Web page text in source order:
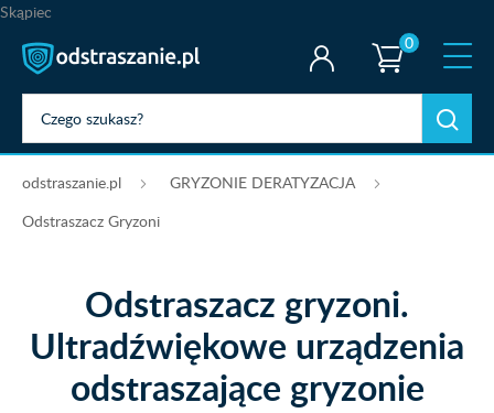
Skąpiec
0
odstraszanie.pl
GRYZONIE DERATYZACJA
Odstraszacz Gryzoni
Odstraszacz gryzoni.
Ultradźwiękowe urządzenia
odstraszające gryzonie